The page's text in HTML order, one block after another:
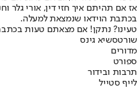
אז אם תהיתם איך חזי דין, אורי גלר
בכתבת הוידאו שנמצאת למעלה.
טעינו? נתקן! אם מצאתם טעות
שורטסשיא גינס
מדורים
ספורט
תרבות ובידור
לייף סטייל